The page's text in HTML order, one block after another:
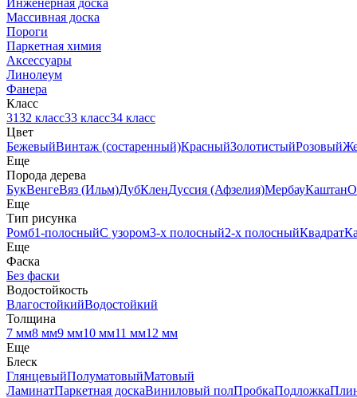
Инженерная доска
Массивная доска
Пороги
Паркетная химия
Аксессуары
Линолеум
Фанера
Класс
3132 класс33 класс34 класс
Цвет
БежевыйВинтаж (состаренный)КрасныйЗолотистыйРозовый
Еще
Порода дерева
БукВенгеВяз (Ильм)ДубКленДуссия (Афзелия)МербауКаштан
Еще
Тип рисунка
Ромб1-полосныйС узором3-х полосный2-х полосныйКвадрат
Еще
Фаска
Без фаски
Водостойкость
ВлагостойкийВодостойкий
Толщина
7 мм8 мм9 мм10 мм11 мм12 мм
Еще
Блеск
ГлянцевыйПолуматовыйМатовый
ЛаминатПаркетная доскаВиниловый полПробкаПодложка